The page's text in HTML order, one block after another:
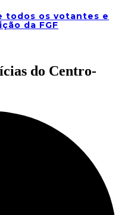
todos os votantes e
da FGF
do Centro-